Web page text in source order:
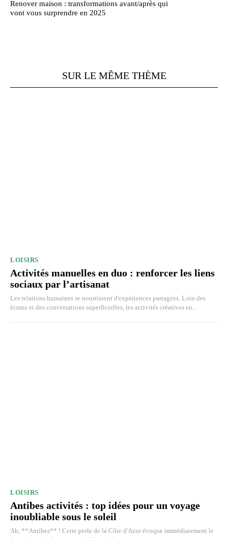
Renover maison : transformations avant/après qui
vont vous surprendre en 2025
SUR LE MÊME THÈME
LOISIRS
Activités manuelles en duo : renforcer les liens
sociaux par l’artisanat
Les relations humaines se nourrissent d'expériences partagées. Loin des
écrans et des conversations superficielles, les activités créatives en...
LOISIRS
Antibes activités : top idées pour un voyage
inoubliable sous le soleil
Ah, **Antibes** ! Cette perle de la Côte d'Azur évoque immédiatement le